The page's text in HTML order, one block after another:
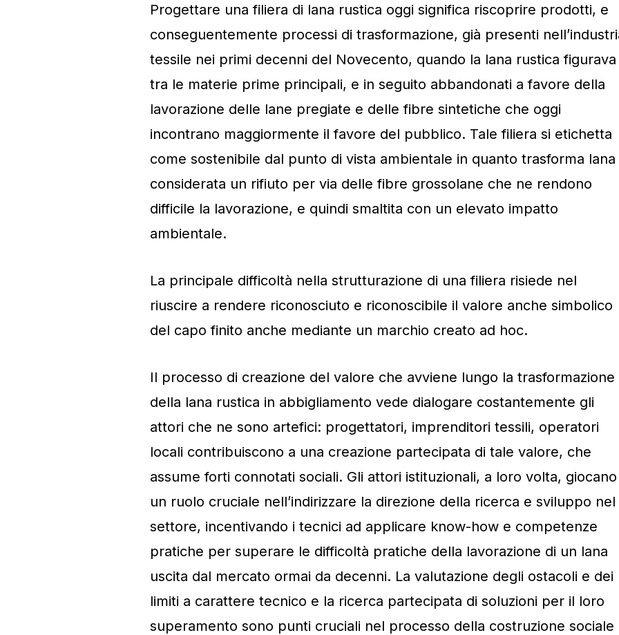
Progettare una filiera di lana rustica oggi significa riscoprire prodotti, e
conseguentemente processi di trasformazione, già presenti
tessile nei primi decenni del Novecento, quando la lana rustica figurava
tra le materie prime principali, e in seguito abbandonati a favore della
lavorazione delle lane pregiate e delle fibre sintetiche che oggi
incontrano maggiormente il favore del pubblico. Tale filiera si etichetta
come sostenibile dal punto di vista ambientale in quanto trasforma lana
considerata un rifiuto per via delle fibre grossolane che ne rendono
difficile la lavorazione, e quindi smaltita con un elevato impatto
ambientale.
La principale difficoltà nella strutturazione di una filiera risiede nel
riuscire a rendere riconosciuto e riconoscibile il valore anche simbolico
del capo finito anche mediante un marchio creato ad hoc.
Il processo di creazione del valore che avviene lungo la trasformazione
della lana rustica in abbigliamento vede dialogare costantemente gli
attori che ne sono artefici: progettatori, imprenditori tessili, operatori
locali contribuiscono a una creazione partecipata di tale valore, che
assume forti connotati sociali. Gli attori istituzionali, a loro volta, giocano
un ruolo cruciale nell’indirizzare la direzione della ricerca e sviluppo nel
settore, incentivando i tecnici ad applicare know-how e competenze
pratiche per superare le difficoltà pratiche della lavorazione di un lana
uscita dal mercato ormai da decenni. La valutazione degli ostacoli e dei
limiti a carattere tecnico e la ricerca partecipata di soluzioni per il loro
superamento sono punti cruciali nel processo della costruzione sociale